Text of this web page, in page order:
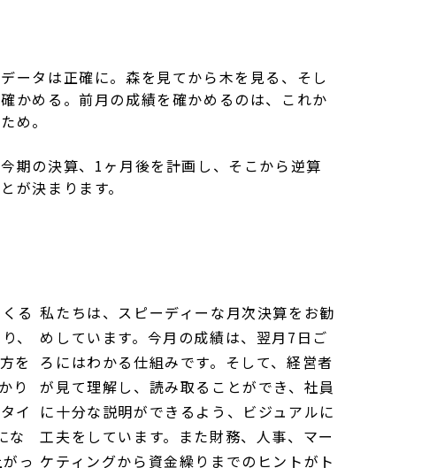
ータは正確に。森を見てから木を見る、そし
かめる。前月の成績を確かめるのは、これか
め。
期の決算、1ヶ月後を計画し、そこから逆算
が決まります。
る
、
を
り
イ
な
っ
私たちは、スピーディーな月次決算をお勧
めしています。今月の成績は、翌月7日ご
ろにはわかる仕組みです。そして、経営者
が見て理解し、読み取ることができ、社員
に十分な説明ができるよう、ビジュアルに
工夫をしています。また財務、人事、マー
ケティングから資金繰りまでのヒントがト